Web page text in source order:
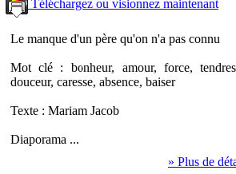
Téléchargez ou visionnez maintenant
Le manque d'un père qu'on n'a pas connu
Mot clé : bonheur, amour, force,
douceur, caresse, absence, baiser
Texte : Mariam Jacob
Diaporama ...
» Plus de